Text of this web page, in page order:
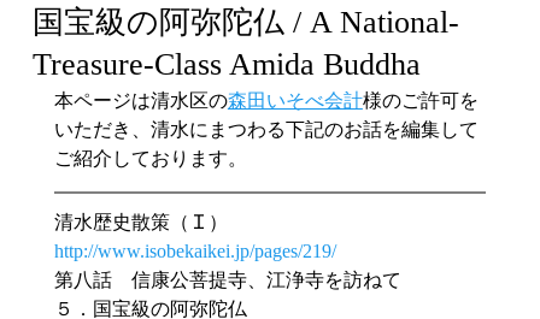
国宝級の阿弥陀仏 / A National-
Treasure-Class Amida Buddha
本ページは清水区の森田いそべ会計様のご許可を
いただき、清水にまつわる下記のお話を編集して
ご紹介しております。
清水歴史散策（Ｉ）
http://www.isobekaikei.jp/pages/219/
第八話　信康公菩提寺、江浄寺を訪ねて
５．国宝級の阿弥陀仏